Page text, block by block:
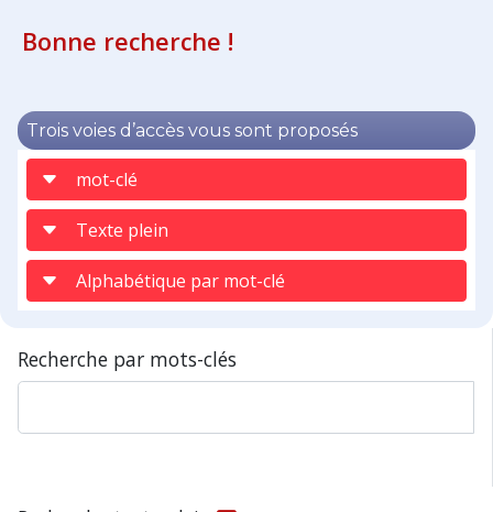
Bonne recherche !
Trois voies d’accès vous sont proposés
mot-clé
Texte plein
Alphabétique par mot-clé
Recherche par mots-clés